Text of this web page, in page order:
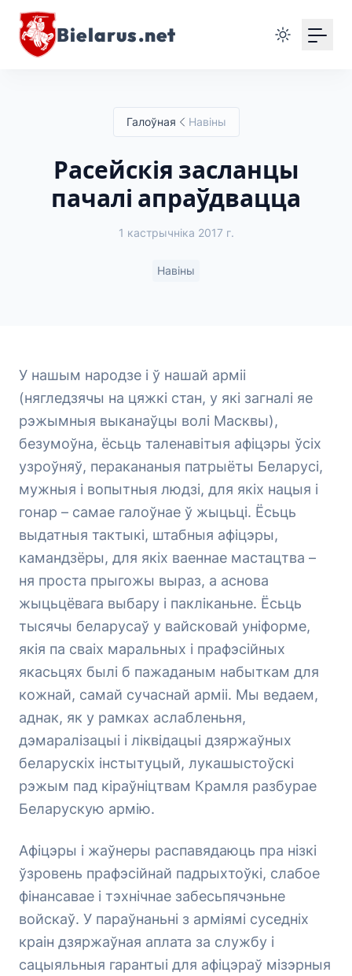
Bielarus.net
Галоўная Навіны
Расейскія засланцы
пачалі апраўдвацца
1 кастрычніка 2017 г.
Навіны
У нашым народзе і ў нашай арміі
(нягледзячы на цяжкі стан, у які загналі яе
рэжымныя выканаўцы волі Масквы),
безумоўна, ёсьць таленавітыя афіцэры ўсіх
узроўняў, перакананыя патрыёты Беларусі,
мужныя і вопытныя людзі, для якіх нацыя і
гонар – самае галоўнае ў жыцьці. Ёсьць
выдатныя тактыкі, штабныя афіцэры,
камандзёры, для якіх ваеннае мастацтва –
ня проста прыгожы выраз, а аснова
жыцьцёвага выбару і пакліканьне. Ёсьць
тысячы беларусаў у вайсковай уніформе,
якія па сваіх маральных і прафэсійных
якасьцях былі б пажаданым набыткам для
кожнай, самай сучаснай арміі. Мы ведаем,
аднак, як у рамках аслабленьня,
дэмаралізацыі і ліквідацыі дзяржаўных
беларускіх інстытуцый, лукашыстоўскі
рэжым пад кіраўніцтвам Крамля разбурае
Беларускую армію.
Афіцэры і жаўнеры распавядаюць пра нізкі
ўзровень прафэсійнай падрыхтоўкі, слабое
фінансавае і тэхнічнае забесьпячэньне
войскаў. У параўнаньні з арміямі суседніх
краін дзяржаўная аплата за службу і
сацыяльныя гарантыі для афіцэраў мізэрныя